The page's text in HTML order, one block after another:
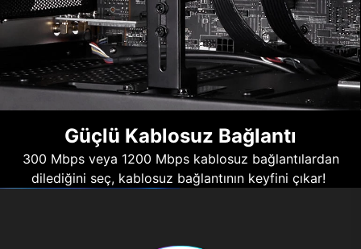
Güçlü Kablosuz Bağlantı
300 Mbps veya 1200 Mbps kablosuz bağlantılardan
dilediğini seç, kablosuz bağlantının keyfini çıkar!